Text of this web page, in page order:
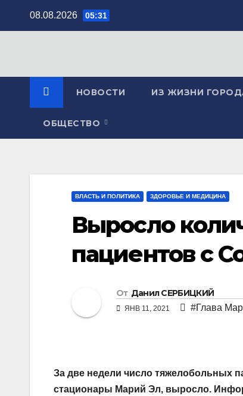
08.08.2026 05:31
НОВОСТИ ИЗ ЖИЗНИ
ОБЩЕСТВО
ВЛАСТЬ И ПОЛИТИКА ЗДОРОВЬЕ И МЕДИЦИНА
Выросло
пациентов с
От Данил СЕРБИЦКИЙ
ЯНВ 11, 2021 #Глава
За две недели число тяжелобольных
стационары Марий Эл, выросло.